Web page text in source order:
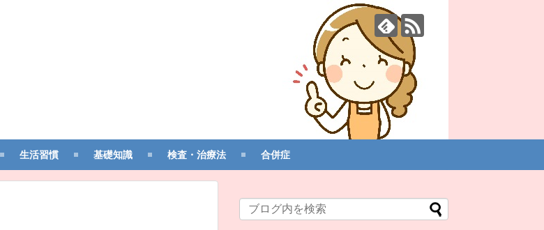
生活習慣 基礎知識 検査・治療法 合併症